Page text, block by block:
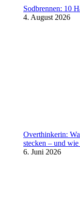
Sodbrennen: 10
4. August 2026
Overthinkerin:
stecken – und wie
6. Juni 2026